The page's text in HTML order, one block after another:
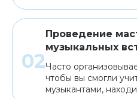
Проведение
музыкальных
Часто
чтобы вы смогли
музыкантами,